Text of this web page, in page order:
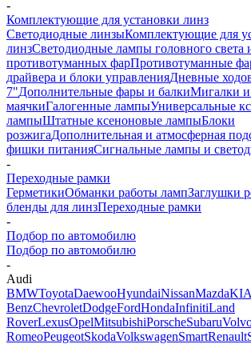
-
Комплектующие для установки линз
Светодиодные линзыКомплектующие для
линзСветодиодные лампы головного света
противотуманных фарПротивотуманные
драйвера и блоки управленияДневные
7"Дополнительные фары и балкиМигалки и
маячкиГалогенные лампыУниверсальные
лампыШтатные ксеноновые лампыБлоки
розжигаДополнительная и атмосферная
фишки питанияCигнальные лампы и
-
Переходные рамки
ГерметикиОбманки работы лампЗаглушки
бленды для линзПереходные рамки
-
Подбор по автомобилю
Подбор по автомобилю
-
Audi
BMWToyotaDaewooHyundaiNissanMazdaKIA
BenzChevroletDodgeFordHondaInfinitiLand
RoverLexusOpelMitsubishiPorscheSubaru
RomeoPeugeotSkodaVolkswagenSmartRenault